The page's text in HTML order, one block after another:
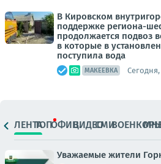
В Кировском
поддержке региона-
продолжается подвоз
в которые в
поступила вода
МАКЕЕВКА Сегодня,
ЛЕНТАТОПОФИЦ.ВИДЕОСМИ
Уважаемые жители